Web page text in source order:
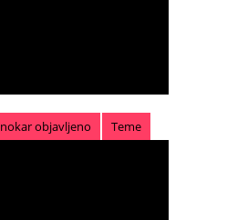
objavljeno Teme